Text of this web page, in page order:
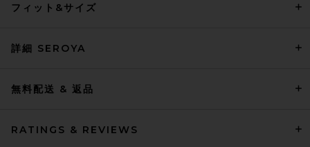
Cardigan in Light Brown
フィット&サイズ
詳細 SEROYA
無料配送 & 返品
RATINGS & REVIEWS